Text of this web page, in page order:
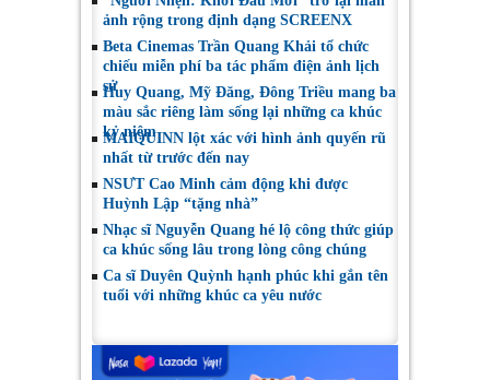
ảnh rộng trong định dạng SCREENX
Beta Cinemas Trần Quang Khải tổ chức
chiếu miễn phí ba tác phẩm điện ảnh lịch
sử
Huy Quang, Mỹ Đăng, Đông Triều mang ba
màu sắc riêng làm sống lại những ca khúc
kỷ niệm
MAIQUINN lột xác với hình ảnh quyến rũ
nhất từ trước đến nay
NSƯT Cao Minh cảm động khi được
Huỳnh Lập “tặng nhà”
Nhạc sĩ Nguyễn Quang hé lộ công thức giúp
ca khúc sống lâu trong lòng công chúng
Ca sĩ Duyên Quỳnh hạnh phúc khi gắn tên
tuổi với những khúc ca yêu nước